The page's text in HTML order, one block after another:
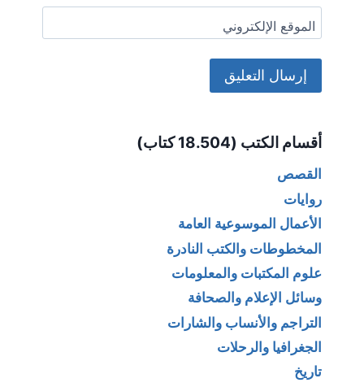
الموقع الإلكتروني
أقسام الكتب (18.504 كتاب)
القصص
روايات
الأعمال الموسوعية العامة
المخطوطات والكتب النادرة
علوم المكتبات والمعلومات
وسائل الإعلام والصحافة
التراجم والأنساب والشارات
الجغرافيا والرحلات
تاريخ